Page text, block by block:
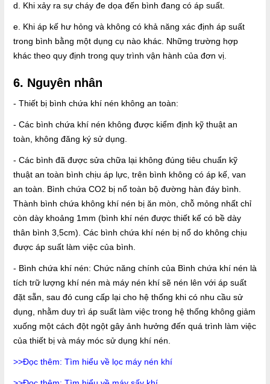
d. Khi xảy ra sự cháy đe dọa đến bình đang có áp suất.
e. Khi áp kế hư hỏng và không có khả năng xác định áp suất
trong bình bằng một dụng cụ nào khác. Những trường hợp
khác theo quy định trong quy trình vận hành của đơn vị.
6. Nguyên nhân
- Thiết bị bình chứa khí nén không an toàn:
- Các bình chứa khí nén không được kiểm định kỹ thuật an
toàn, không đăng ký sử dụng.
- Các bình đã được sửa chữa lại không đúng tiêu chuẩn kỹ
thuật an toàn bình chịu áp lực, trên bình không có áp kế, van
an toàn. Bình chứa CO2 bị nổ toàn bộ đường hàn đáy bình.
Thành bình chứa không khí nén bị ăn mòn, chỗ mỏng nhất chỉ
còn dày khoảng 1mm (bình khí nén được thiết kế có bề dày
thân bình 3,5cm). Các bình chứa khí nén bị nổ do không chịu
được áp suất làm việc của bình.
- Bình chứa khí nén: Chức năng chính của Bình chứa khí nén là
tích trữ lượng khí nén mà máy nén khí sẽ nén lên với áp suất
đặt sẵn, sau đó cung cấp lại cho hệ thống khi có nhu cầu sử
dụng, nhằm duy trì áp suất làm việc trong hệ thống không giảm
xuống một cách đột ngột gây ảnh hưởng đến quá trình làm việc
của thiết bị và máy móc sử dụng khí nén.
>>Đọc thêm: Tìm hiểu về lọc máy nén khí